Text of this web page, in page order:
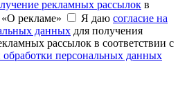
рекламных рассылок в
рекламе»
Я даю согласие на
данных для получения
рассылок в соответствии с
персональных данных